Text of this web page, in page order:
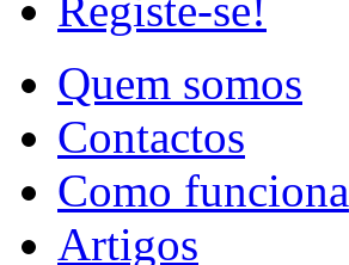
Registe-se!
Quem somos
Contactos
Como funciona
Artigos